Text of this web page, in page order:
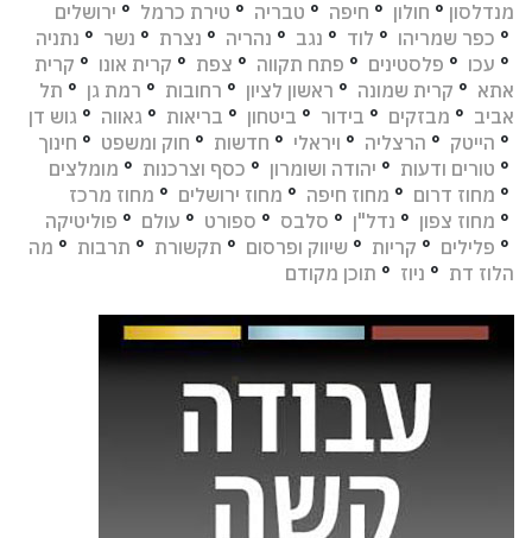
מנדלסון ° חולון ° חיפה ° טבריה ° טירת כרמל ° ירושלים
° כפר שמריהו ° לוד ° נגב ° נהריה ° נצרת ° נשר ° נתניה
° עכו ° פלסטינים ° פתח תקווה ° צפת ° קרית אונו ° קרית
אתא ° קרית שמונה ° ראשון לציון ° רחובות ° רמת גן ° תל
אביב ° מבזקים ° בידור ° ביטחון ° בריאות ° גאווה ° גוש דן
° הייטק ° הרצליה ° ויראלי ° חדשות ° חוק ומשפט ° חינוך
° טורים ודעות ° יהודה ושומרון ° כסף וצרכנות ° מומלצים
° מחוז דרום ° מחוז חיפה ° מחוז ירושלים ° מחוז מרכז
° מחוז צפון ° נדל"ן ° סלבס ° ספורט ° עולם ° פוליטיקה
° פלילים ° קריות ° שיווק ופרסום ° תקשורת ° תרבות ° מה
הלוז דת ° ניוז ° תוכן מקודם